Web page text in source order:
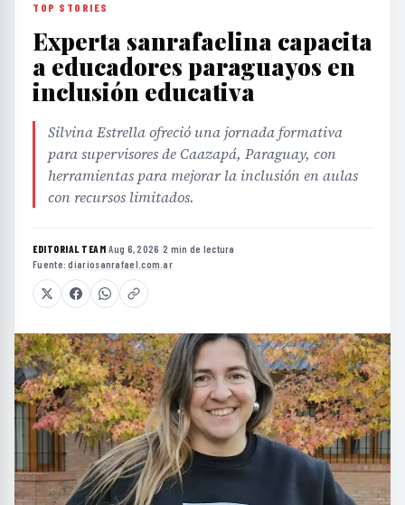
TOP STORIES
Experta sanrafaelina capacita
a educadores paraguayos en
inclusión educativa
Silvina Estrella ofreció una jornada formativa
para supervisores de Caazapá, Paraguay, con
herramientas para mejorar la inclusión en aulas
con recursos limitados.
EDITORIAL TEAM·Aug 6, 2026 ·2 min de lectura ·
Fuente:diariosanrafael.com.ar